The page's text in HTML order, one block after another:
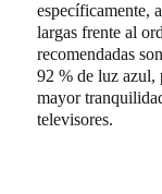
específicamente,
largas frente al
recomendadas
92 % de luz azul,
mayor
televisores.